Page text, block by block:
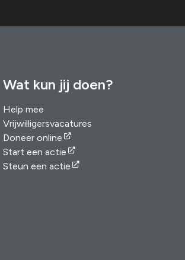
Wat kun jij doen?
Help mee
Vrijwilligersvacatures
Doneer online
Start een actie
Steun een actie